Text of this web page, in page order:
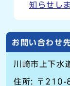
知らせし
お問い合わせ
川崎市上下水
住所: 〒210-